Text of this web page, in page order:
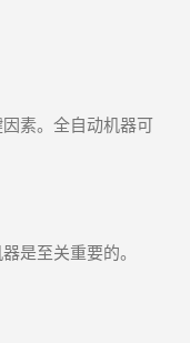
素。全自动机器可
是至关重要的。